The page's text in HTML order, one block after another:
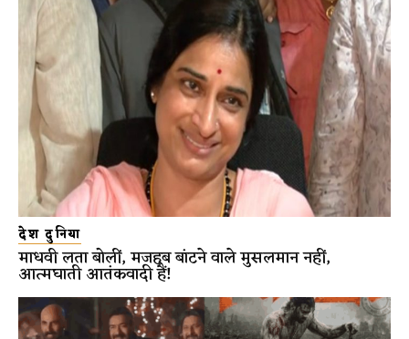
देश दुनिया
माधवी लता बोलीं, मजहब बांटने वाले मुसलमान नहीं,
आत्मघाती आतंकवादी हैं!